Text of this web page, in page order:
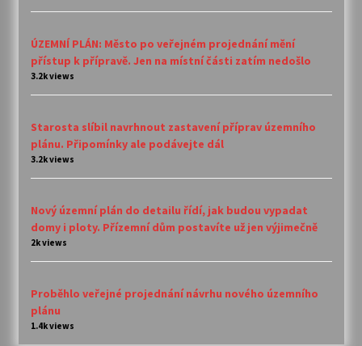
ÚZEMNÍ PLÁN: Město po veřejném projednání mění
přístup k přípravě. Jen na místní části zatím nedošlo
3.2k views
Starosta slíbil navrhnout zastavení příprav územního
plánu. Připomínky ale podávejte dál
3.2k views
Nový územní plán do detailu řídí, jak budou vypadat
domy i ploty. Přízemní dům postavíte už jen výjimečně
2k views
Proběhlo veřejné projednání návrhu nového územního
plánu
1.4k views